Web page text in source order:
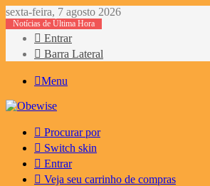
sexta-feira, 7 agosto 2026
Notícias de Última Hora
Entrar
Barra Lateral
Menu
Procurar por
Switch skin
Entrar
Veja seu carrinho de compras